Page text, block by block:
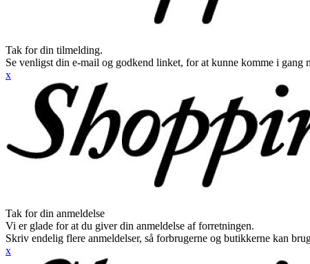
Tak for din tilmelding.
Se venligst din e-mail og godkend linket, for at kunne komme i gang
x
Tak for din anmeldelse
Vi er glade for at du giver din anmeldelse af forretningen.
Skriv endelig flere anmeldelser, så forbrugerne og butikkerne kan
x